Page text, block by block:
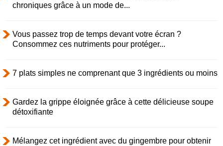
chroniques grâce à un mode de...
Vous passez trop de temps devant votre écran ?
Consommez ces nutriments pour protéger...
7 plats simples ne comprenant que 3 ingrédients ou moins
Gardez la grippe éloignée grâce à cette délicieuse soupe
détoxifiante
Mélangez cet ingrédient avec du gingembre pour obtenir